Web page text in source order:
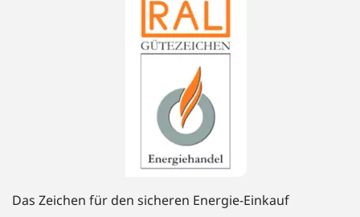
Das Zeichen für den sicheren Energie-Einkauf